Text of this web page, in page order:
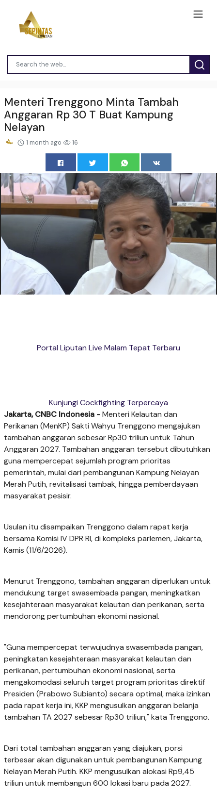
Menteri Trenggono Minta Tambah
Anggaran Rp 30 T Buat Kampung
Nelayan
1 month ago 16
Portal Liputan Live Malam Tepat Terbaru
Kunjungi Cockfighting Terpercaya
Jakarta, CNBC Indonesia -Menteri Kelautan dan
Perikanan (MenKP) Sakti Wahyu Trenggono mengajukan
tambahan anggaran sebesar Rp30 triliun untuk Tahun
Anggaran 2027. Tambahan anggaran tersebut dibutuhkan
guna mempercepat sejumlah program prioritas
pemerintah, mulai dari pembangunan Kampung Nelayan
Merah Putih, revitalisasi tambak, hingga pemberdayaan
masyarakat pesisir.
Usulan itu disampaikan Trenggono dalam rapat kerja
bersama Komisi IV DPR RI, di kompleks parlemen, Jakarta,
Kamis (11/6/2026).
Menurut Trenggono, tambahan anggaran diperlukan untuk
mendukung target swasembada pangan, meningkatkan
kesejahteraan masyarakat kelautan dan perikanan, serta
mendorong pertumbuhan ekonomi nasional.
"Guna mempercepat terwujudnya swasembada pangan,
peningkatan kesejahteraan masyarakat kelautan dan
perikanan, pertumbuhan ekonomi nasional, serta
mengakomodasi seluruh target program prioritas direktif
Presiden (Prabowo Subianto) secara optimal, maka izinkan
pada rapat kerja ini, KKP mengusulkan anggaran belanja
tambahan TA 2027 sebesar Rp30 triliun," kata Trenggono.
Dari total tambahan anggaran yang diajukan, porsi
terbesar akan digunakan untuk pembangunan Kampung
Nelayan Merah Putih. KKP mengusulkan alokasi Rp9,45
triliun untuk membangun 600 lokasi baru pada 2027.